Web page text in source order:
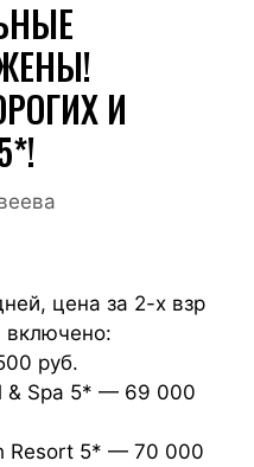
И
цена за 2-х взр
включено:
руб.
& Spa 5* — 69 000
Resort 5* — 70 000